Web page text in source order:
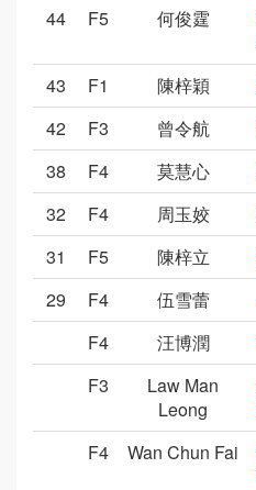
44 F5 何俊霆
43
F1 陳梓穎
42
F3 曾令航
38
F4 莫慧心
32
F4 周玉姣
31
F5 陳梓立
29
F4 伍雪蕾
F4
汪博潤
F3
Law Man
Leong
F4
Wan Chun Fai